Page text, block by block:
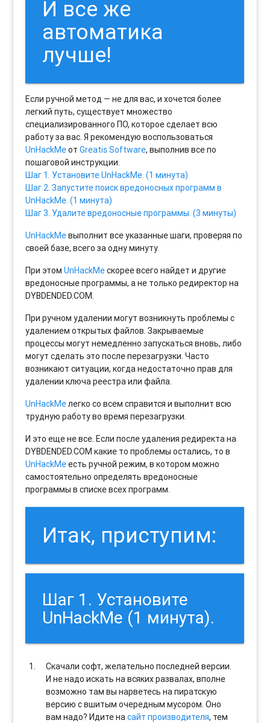
И все же
автоматика
лучше!
Если ручной метод — не для вас, и хочется более
легкий путь, существует множество
специализированного ПО, которое сделает всю
работу за вас. Я рекомендую воспользоваться
UnHackMeотGreatis Software, выполнив все по
пошаговой инструкции.
Шаг 1. Установите UnHackMe. (1 минута)
Шаг 2. Запустите поиск вредоносных программ в
UnHackMe. (1 минута)
Шаг 3. Удалите вредоносные программы. (3 минуты)
UnHackMeвыполнит все указанные шаги, проверяя по
своей базе, всего за одну минуту.
При этомUnHackMeскорее всего найдет и другие
вредоносные программы, а не только редиректор на
DYBDENDED.COM.
При ручном удалении могут возникнуть проблемы с
удалением открытых файлов. Закрываемые
процессы могут немедленно запускаться вновь, либо
могут сделать это после перезагрузки. Часто
возникают ситуации, когда недостаточно прав для
удалении ключа реестра или файла.
UnHackMeлегко со всем справится и выполнит всю
трудную работу во время перезагрузки.
И это еще не все. Если после удаления редиректа на
DYBDENDED.COM какие то проблемы остались, то в
UnHackMeесть ручной режим, в котором можно
самостоятельно определять вредоносные
программы в списке всех программ.
Итак, приступим:
Шаг 1. Установите
UnHackMe (1 минута).
Скачали софт, желательно последней версии.
И не надо искать на всяких развалах, вполне
возможно там вы нарветесь на пиратскую
версию с вшитым очередным мусором. Оно
вам надо? Идите насайт производителя, тем